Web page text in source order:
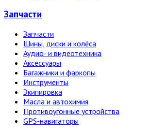
Запчасти
Запчасти
Шины, диски и колёса
Аудио- и видеотехника
Аксессуары
Багажники и фаркопы
Инструменты
Экипировка
Масла и автохимия
Противоугонные устройства
GPS-навигаторы